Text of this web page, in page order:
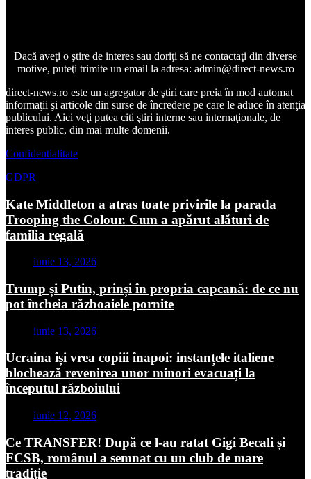
Dacă aveţi o ştire de interes sau doriţi să ne contactaţi din diverse
motive, puteţi trimite un email la adresa: admin@direct-news.ro
direct-news.ro este un agregator de ştiri care preia în mod automat
informaţii şi articole din surse de încredere pe care le aduce în atenţia
publicului. Aici veţi putea citi ştiri interne sau internaţionale, de
interes public, din mai multe domenii.
Confidentialitate
GDPR
Kate Middleton a atras toate privirile la parada
Trooping the Colour. Cum a apărut alături de
familia regală
iunie 13, 2026
Trump și Putin, prinși în propria capcană: de ce nu
pot încheia războaiele pornite
iunie 13, 2026
Ucraina își vrea copiii înapoi: instanțele italiene
blochează revenirea unor minori evacuați la
începutul războiului
iunie 12, 2026
Ce TRANSFER! După ce l-au ratat Gigi Becali și
FCSB, românul a semnat cu un club de mare
tradiție